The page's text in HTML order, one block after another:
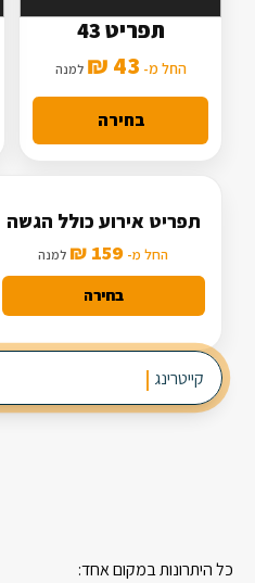
2 תוספות
מנה עיקרית בסיסית
תפריט 43
החל מ- 43 ₪ למנה
בחירה
תפריט אירוע כולל הגשה
החל מ- 159 ₪ למנה
בחירה
קייטרינג
כל היתרונות במקום אחד: